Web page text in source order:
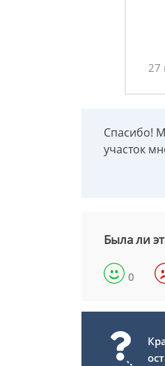
27
Спасибо!
участок
Была ли
0